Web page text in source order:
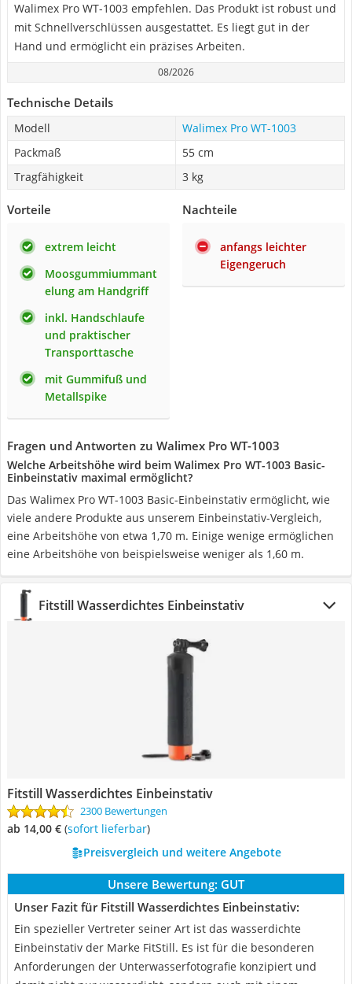
Walimex Pro WT-1003 empfehlen. Das Produkt ist robust und
mit Schnellverschlüssen ausgestattet. Es liegt gut in der
Hand und ermöglicht ein präzises Arbeiten.
08/2026
Technische Details
Modell
Walimex Pro WT-1003
Packmaß
55 cm
Tragfähigkeit
3 kg
Vorteile
extrem leicht
Moosgummiummant
elung am Handgriff
inkl. Handschlaufe
und praktischer
Transporttasche
mit Gummifuß und
Metallspike
Nachteile
anfangs leichter
Eigengeruch
Fragen und Antworten zu Walimex Pro WT-1003
Welche Arbeitshöhe wird beim Walimex Pro WT-1003 Basic-
Einbeinstativ maximal ermöglicht?
Das Walimex Pro WT-1003 Basic-Einbeinstativ ermöglicht, wie
viele andere Produkte aus unserem Einbeinstativ-Vergleich,
eine Arbeitshöhe von etwa 1,70 m. Einige wenige ermöglichen
eine Arbeitshöhe von beispielsweise weniger als 1,60 m.
Fitstill Wasserdichtes Einbeinstativ
Fitstill Wasserdichtes Einbeinstativ
2300 Bewertungen
ab 14,00 € ( Sofort lieferbar)
Preisvergleich und weitere Angebote
Unsere Bewertung: GUT
Unser Fazit für Fitstill Wasserdichtes Einbeinstativ:
Ein spezieller Vertreter seiner Art ist das wasserdichte
Einbeinstativ der Marke FitStill. Es ist für die besonderen
Anforderungen der Unterwasserfotografie konzipiert und